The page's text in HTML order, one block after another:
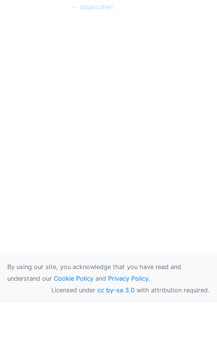
dotancohen
By using our site, you acknowledge that you have read and
understand our Cookie Policy and Privacy Policy.
Licensed under cc by-sa 3.0 with attribution required.